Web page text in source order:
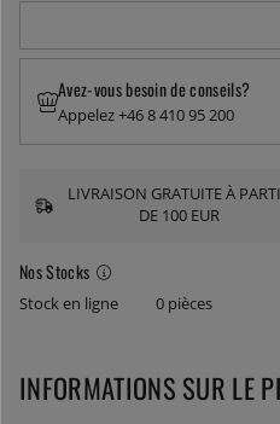
Nos Stocks
Stock en ligne 0 pièces
Avez-vous besoin de conseils?
Appelez +46 8 410 95 200
LIVRAISON GRATUITE À
DE 100 EUR
INFORMATIONS SUR LE